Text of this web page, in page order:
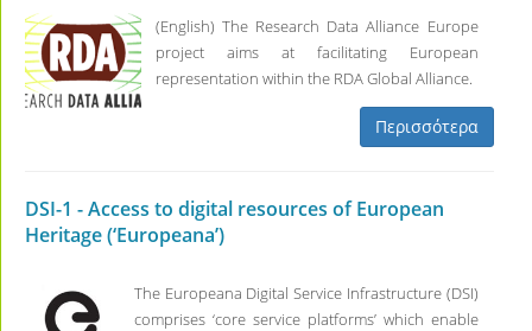
(English) The Research Data Alliance Europe
project aims at facilitating European
representation within the RDA Global Αlliance.
Περισσότερα
DSI-1 - Access to digital resources of European
Heritage (‘Europeana’)
The Europeana Digital Service Infrastructure (DSI)
comprises ‘core service platforms’ which enable